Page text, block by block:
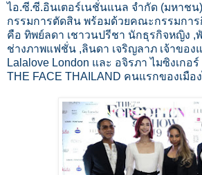
ไอ.ซี.ซี.อินเตอร์เนชั่นแนล จำกัด (มหาช
กรรมการตัดสิน พร้อมด้วยคณะกรรมกา
คือ ทิพย์ลดา เชาวนปรีชา นักธุรกิจหญิง ,
ช่างภาพแฟชั่น ,ลินดา เจริญลาภ เจ้าของ
Lalalove London และ อจิรภา ไมซิงเกอ
THE FACE THAILAND คนแรกของเมือ